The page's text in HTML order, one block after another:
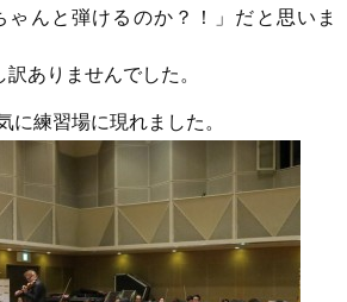
ゃんと弾けるのか？！」だと思いま
ありませんでした。
に練習場に現れました。